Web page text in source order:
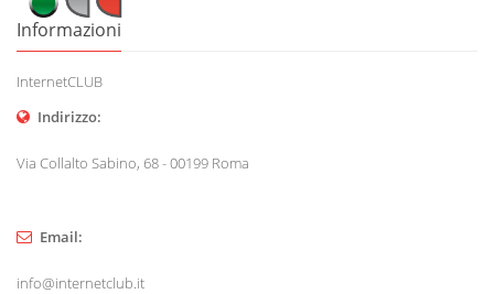
Informazioni
InternetCLUB
Indirizzo:
Via Collalto Sabino, 68 - 00199 Roma
Email:
info@internetclub.it